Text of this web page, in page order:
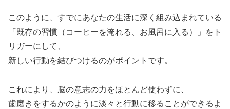
このように、すでにあなたの生活に深く組み込まれている
「既存の習慣（コーヒーを淹れる、お風呂に入る）」をト
リガーにして、
新しい行動を結びつけるのがポイントです。
これにより、脳の意志の力をほとんど使わずに、
歯磨きをするかのように淡々と行動に移ることができるよ